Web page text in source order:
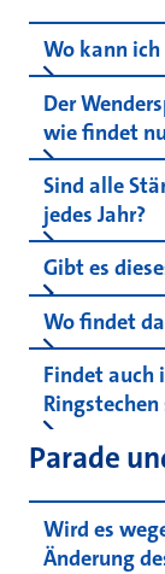
Wo kann ich
Der
wie findet
Sind alle
jedes Jahr?
Gibt es
Wo findet
Findet auch
Parade
Wird es
Änderung